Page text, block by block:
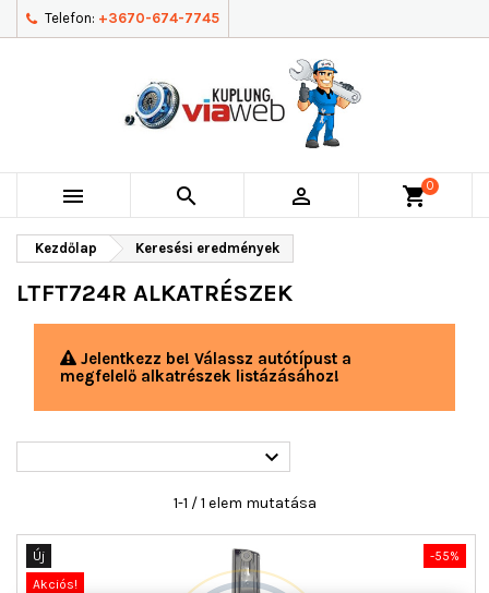
Telefon: +3670-674-7745
   shopping_cart0
Kezdőlap Keresési eredmények
LTFT724R ALKATRÉSZEK
Jelentkezz be! Válassz autótípust a
megfelelő alkatrészek listázásához!

1-1 / 1 elem mutatása
-55%
Új
Akciós!